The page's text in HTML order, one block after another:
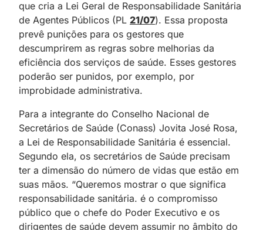
que cria a Lei Geral de Responsabilidade Sanitária
de Agentes Públicos (PL 21/07). Essa proposta
prevê punições para os gestores que
descumprirem as regras sobre melhorias da
eficiência dos serviços de saúde. Esses gestores
poderão ser punidos, por exemplo, por
improbidade administrativa.
Para a integrante do Conselho Nacional de
Secretários de Saúde (Conass) Jovita José Rosa,
a Lei de Responsabilidade Sanitária é essencial.
Segundo ela, os secretários de Saúde precisam
ter a dimensão do número de vidas que estão em
suas mãos. “Queremos mostrar o que significa
responsabilidade sanitária. é o compromisso
público que o chefe do Poder Executivo e os
dirigentes de saúde devem assumir no âmbito do